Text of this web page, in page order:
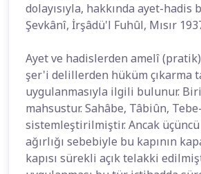
dolayısıyla, hakkında ayet-
Şevkânî, İrşâdü'l Fuhûl, Mısır
Ayet ve hadislerden amelî
şer'i delillerden hüküm çıkarma
uygulanmasıyla ilgili bulunur.
mahsustur. Sahâbe, Tâbiûn,
sistemleştirilmiştir. Ancak
ağırlığı sebebiyle bu kapının
kapısı sürekli açık telakki